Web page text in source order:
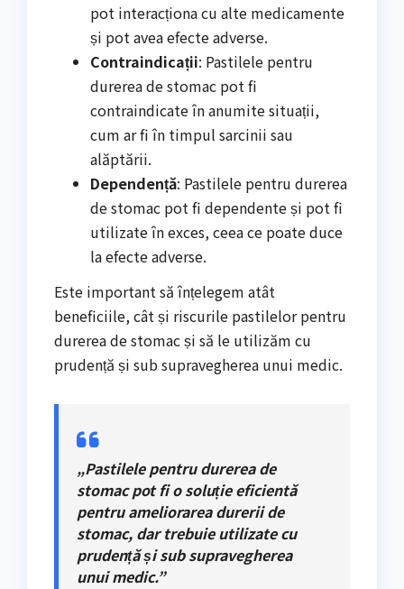
pot interacționa cu alte medicamente
și pot avea efecte adverse.
Contraindicații: Pastilele pentru
durerea de stomac pot fi
contraindicate în anumite situații,
cum ar fi în timpul sarcinii sau
alăptării.
Dependență: Pastilele pentru durerea
de stomac pot fi dependente și pot fi
utilizate în exces, ceea ce poate duce
la efecte adverse.
Este important să înțelegem atât
beneficiile, cât și riscurile pastilelor pentru
durerea de stomac și să le utilizăm cu
prudență și sub supravegherea unui medic.
„Pastilele pentru durerea de
stomac pot fi o soluție eficientă
pentru ameliorarea durerii de
stomac, dar trebuie utilizate cu
prudență și sub supravegherea
unui medic.”